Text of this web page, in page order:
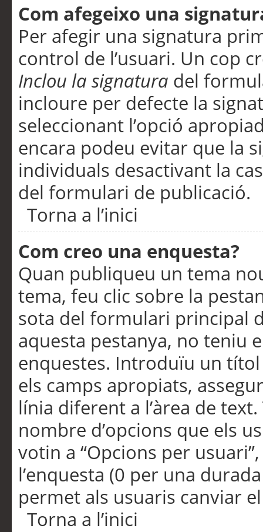
Com afegeixo una
Per afegir una signatura
control de l’usuari. Un cop
Inclou la signatura del
incloure per defecte la
seleccionant l’opció
encara podeu evitar que la
individuals desactivant la
del formulari de publicació.
Torna a l’inici
Com creo una enquesta?
Quan publiqueu un tema
tema, feu clic sobre la
sota del formulari principal
aquesta pestanya, no teniu
enquestes. Introduïu un
els camps apropiats,
línia diferent a l’àrea de
nombre d’opcions que els
votin a “Opcions per
l’enquesta (0 per una
permet als usuaris canviar
Torna a l’inici